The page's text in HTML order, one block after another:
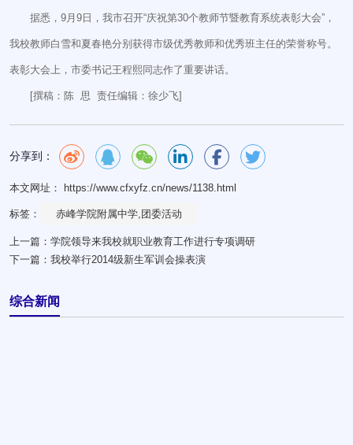
据悉，9月9日，我市召开“庆祝第30个教师节暨教育系统表彰大会”，
我校教师白雪和夏春艳分别获得市级优秀教师和优秀班主任的荣誉称号。
表彰大会上，市委书记王程熙同志作了重要讲话。
[撰稿：陈 思 责任编辑：徐少飞]
分享到：
本文网址： https://www.cfxyfz.cn/news/1138.html
标签： 赤峰学院附属中学,团委活动
上一篇： 学院领导来我校就职业教育工作进行专项调研
下一篇： 我校举行2014级新生军训会操表演
综合新闻